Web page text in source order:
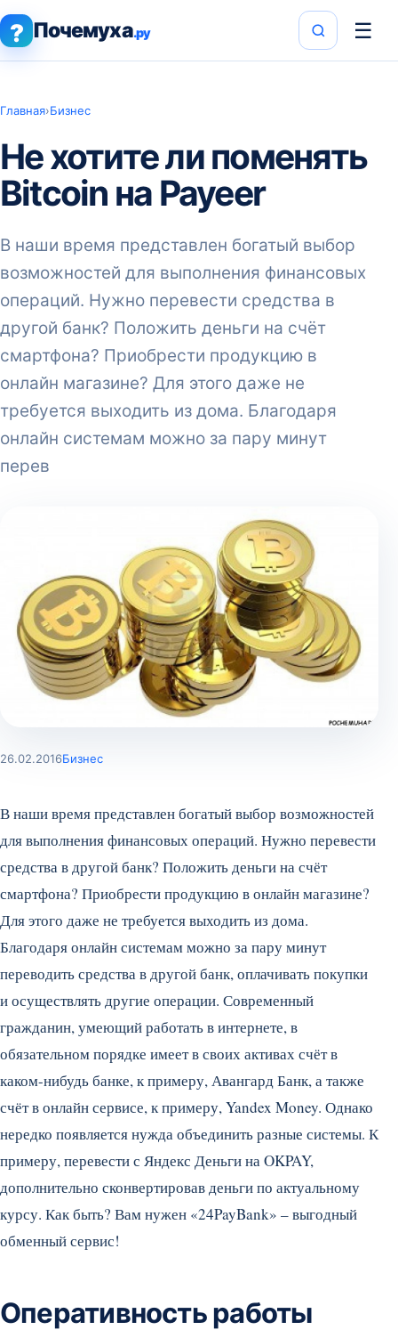
? Почемуха.ру ☰
Главная›Бизнес
Не хотите ли поменять
Bitcoin на Payeer
В наши время представлен богатый выбор
возможностей для выполнения финансовых
операций. Нужно перевести средства в
другой банк? Положить деньги на счёт
смартфона? Приобрести продукцию в
онлайн магазине? Для этого даже не
требуется выходить из дома. Благодаря
онлайн системам можно за пару минут
перев
26.02.2016Бизнес
В наши время представлен богатый выбор возможностей
для выполнения финансовых операций. Нужно перевести
средства в другой банк? Положить деньги на счёт
смартфона? Приобрести продукцию в онлайн магазине?
Для этого даже не требуется выходить из дома.
Благодаря онлайн системам можно за пару минут
переводить средства в другой банк, оплачивать покупки
и осуществлять другие операции. Современный
гражданин, умеющий работать в интернете, в
обязательном порядке имеет в своих активах счёт в
каком-нибудь банке, к примеру, Авангард Банк, а также
счёт в онлайн сервисе, к примеру, Yandex Money. Однако
нередко появляется нужда объединить разные системы. К
примеру, перевести с Яндекс Деньги на OKPAY,
дополнительно сконвертировав деньги по актуальному
курсу. Как быть? Вам нужен «24PayBank» – выгодный
обменный сервис!
Оперативность работы